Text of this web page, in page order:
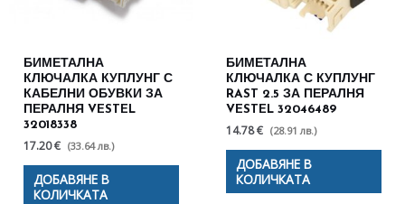
БИМЕТАЛНА
КЛЮЧАЛКА КУПЛУНГ С
КАБЕЛНИ ОБУВКИ ЗА
ПЕРАЛНЯ VESTEL
32018338
17.20 € (33.64 лв.)
ДОБАВЯНЕ В
КОЛИЧКАТА
БИМЕТАЛНА
КЛЮЧАЛКА С КУПЛУНГ
RAST 2.5 ЗА ПЕРАЛНЯ
VESTEL 32046489
14.78 € (28.91 лв.)
ДОБАВЯНЕ В
КОЛИЧКАТА